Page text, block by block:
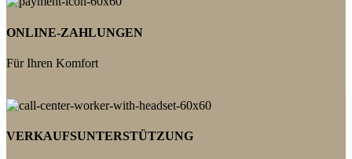
ONLINE-ZAHLUNGEN
Für Ihren Komfort
VERKAUFSUNTERSTÜTZUNG